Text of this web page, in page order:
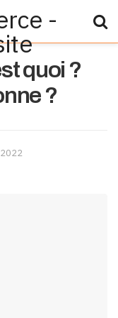
quoi ?
?